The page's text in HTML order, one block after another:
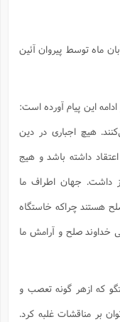
به جشن نور شهرت دارد امسال 18 آبان ماه توسط پیروان آئین
این پیام آورده است:
هیچ اجباری در دین
داشته باشد و هیج
داشت. جهان اطراف ما
هستند چراکه خاستگاه
خداوند صلح و آرامش ما
که ازهر گونه تعصب و
بر مناقشات غلبه کرد.